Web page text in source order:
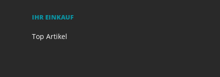
IHR EINKAUF
Top Artikel